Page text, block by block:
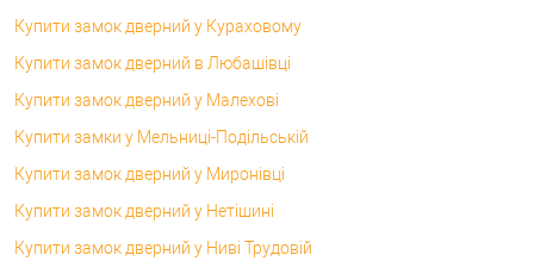
Купити замок дверний у Кураховому
Купити замок дверний в Любашівці
Купити замок дверний у Малехові
Купити замки у Мельниці-Подільській
Купити замок дверний у Миронівці
Купити замок дверний у Нетішині
Купити замок дверний у Ниві Трудовій